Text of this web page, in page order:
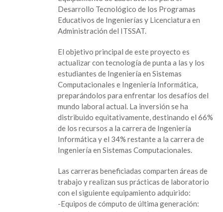
Computacionales
Desarrollo Tecnológico de los Programas
Educativos de Ingenierías y Licenciatura en
Administración del ITSSAT.
El objetivo principal de este proyecto es
actualizar con tecnología de punta a las y los
estudiantes de Ingeniería en Sistemas
Computacionales e Ingeniería Informática,
preparándolos para enfrentar los desafíos del
mundo laboral actual. La inversión se ha
distribuido equitativamente, destinando el 66%
de los recursos a la carrera de Ingeniería
Informática y el 34% restante a la carrera de
Ingeniería en Sistemas Computacionales.
Las carreras beneficiadas comparten áreas de
trabajo y realizan sus prácticas de laboratorio
con el siguiente equipamiento adquirido:
-Equipos de cómputo de última generación: